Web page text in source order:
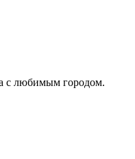
с любимым городом.